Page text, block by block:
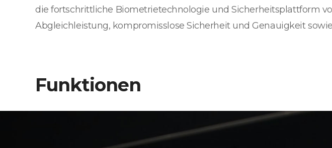
die fortschrittliche Biometrietechnologie und Sicherheitsplattform
Abgleichleistung, kompromisslose Sicherheit und Genauigkeit
Funktionen